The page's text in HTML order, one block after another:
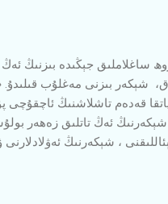
شېكەر بىزنى مەغلۇب قىلىدۇ.
قەدەم تاشلاشنىڭ ئاچقۇچى
ئەڭ تاتلىق زەھەر
، شېكەرنىڭ
ئۆزگەرمەي تۇرۇپ تۇرمۇش